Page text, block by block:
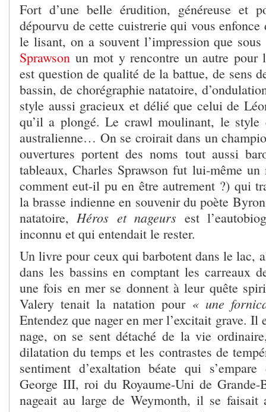
Fort d’une belle érudition, généreuse et
dépourvu de cette cuistrerie qui vous enfonce
le lisant, on a souvent l’impression que sous
Sprawson un mot y rencontre un autre
est question de qualité de la battue, de sens
bassin, de chorégraphie natatoire,
style aussi gracieux et délié que celui de
qu’il a plongé. Le crawl moulinant, le style
australienne… On se croirait dans un
ouvertures portent des noms tout aussi
tableaux, Charles Sprawson fut lui-même un
comment eut-il pu en être autrement ?) qui
la brasse indienne en souvenir du poète
natatoire,Héros et nageurs est
inconnu et qui entendait le rester.
Un livre pour ceux qui barbotent dans le lac,
dans les bassins en comptant les carreaux
une fois en mer se donnent à leur quête
Valery tenait la natation pour « une
Entendez que nager en mer l’excitait grave. Il
nage, on se sent détaché de la vie
dilatation du temps et les contrastes de
sentiment d’exaltation béate qui
George III, roi du Royaume-Uni de Grande-
nageait au large de Weymonth, il se faisait